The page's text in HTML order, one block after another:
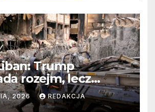
Trump
rozejm, lecz
zakończenia
odległa
2026 REDAKCJA